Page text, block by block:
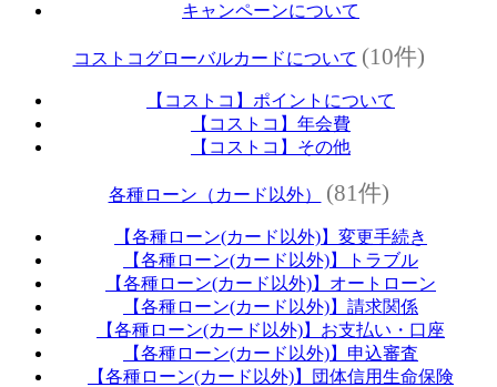
キャンペーンについて
コストコグローバルカードについて (10件)
【コストコ】ポイントについて
【コストコ】年会費
【コストコ】その他
各種ローン（カード以外） (81件)
【各種ローン(カード以外)】変更手続き
【各種ローン(カード以外)】トラブル
【各種ローン(カード以外)】オートローン
【各種ローン(カード以外)】請求関係
【各種ローン(カード以外)】お支払い・口座
【各種ローン(カード以外)】申込審査
【各種ローン(カード以外)】団体信用生命保険